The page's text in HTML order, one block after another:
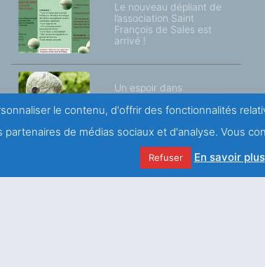
Le nouveau dépliant de
l’association Saint
François de Sales est
arrivé !
Un espoir dans
Le thème de la voix
chez saint François de
le contenu, d'offrir des fonctionnalités
de médias sociaux et d'analyse. Vous
Refuser En savoir plus